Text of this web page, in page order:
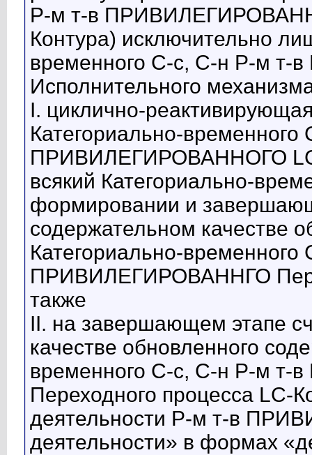
Р-м т-в
Контура) исключительно
временного С-с, С-н Р-м
Исполнительного
I. циклично-
Категориально-
ПРИВИЛЕГИРОВАННОГО
всякий Категориально-
формировании и
содержательном качестве
Категориально-
ПРИВИЛЕГИРОВАННГО
также
II. на завершающем этапе
качестве обновленного
временного С-с, С-н Р-м
Переходного процесса LC-
деятельности Р-м т-в
деятельности» в формах